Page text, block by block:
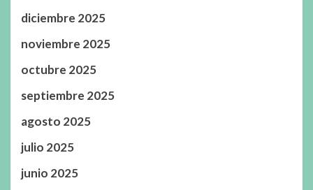
diciembre 2025
noviembre 2025
octubre 2025
septiembre 2025
agosto 2025
julio 2025
junio 2025